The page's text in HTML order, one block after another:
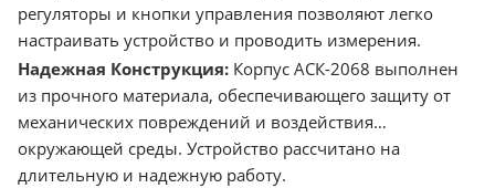
регуляторы и кнопки управления позволяют легко
настраивать устройство и проводить измерения.
Надежная Конструкция: Корпус АСК-2068 выполнен
из прочного материала, обеспечивающего защиту от
механических повреждений и воздействия
окружающей среды. Устройство рассчитано на
длительную и надежную работу.